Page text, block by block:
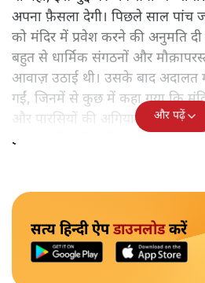
अपना फ़ैसला देगी। पिछले साल पांच
को मंदिर में प्रवेश करने की अनुमति
बहुत से धार्मिक संगठनों और
आवाज़ उठाई थी। उसके बाद अदालत
गईं, जिनमें से कुछ में कहा गया कि
और पारसियों की अगियारी में भी
इजाजत मिलनी चाहिए।
और पढ़ें
सत्य हिन्दी ऐपडाउनलोडकरें